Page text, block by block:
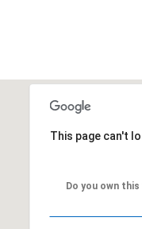
This page can't
Do you own